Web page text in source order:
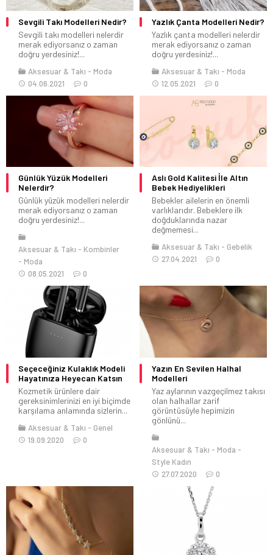
Sevgili Takı Modelleri Nedir?
Sevgili takı modelleri nelerdir
merak ediyorsanız o zaman
doğru yerdesiniz!...
Aksesuar & Takı
Moda
04.06.2021
0
Yazlık Çanta Modelleri Nedir?
Yazlık çanta modelleri nelerdir
merak ediyorsanız o zaman
doğru yerdesiniz!...
Aksesuar & Takı
Moda
12.05.2021
0
Günlük Yüzük Modelleri
Nelerdir?
Günlük yüzük modelleri nelerdir
merak ediyorsanız o zaman
doğru yerdesiniz!...
Aksesuar & Takı
Kombinler
Moda
08.05.2021
0
Aslı Gold Kalitesi İle Altın
Bebek Hediyelikleri
Bebekler ailelerin en önemli
varlıklarıdır. Bebeklere ilk
doğduklarında nazar
değmemesi...
Aksesuar & Takı
Gebelik
27.04.2021
0
Seçeceğiniz Kulaklık Modeli
Hayatınıza Heyecan Katsın
Kozmetik ürünlere dair
gereksinimlerinizi en iyi biçimde
karşılama anlamında sizlerin...
Aksesuar & Takı
Genel
19.09.2020
0
Yazın En Sevilen Halhal
Modelleri
Yaz aylarının vazgeçilmez takısı
olan halhallar zarif
görüntüsüyle hepimizin
gönlünü...
Aksesuar & Takı
Moda
Style Kadın
27.07.2020
0